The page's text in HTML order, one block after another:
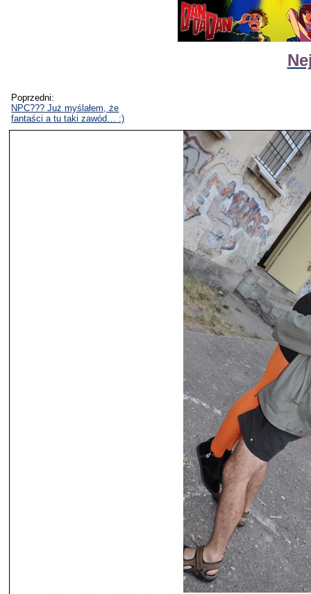
Poprzedni:
NPC??? Już myślałem, że
fantaści a tu taki zawód… :)